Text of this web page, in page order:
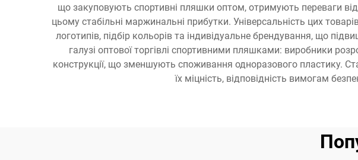
що закуповують спортивні пляшки оптом, отримують переваги
цьому стабільні маржинальні прибутки. Універсальність цих
логотипів, підбір кольорів та індивідуальне брендування, що
галузі оптової торгівлі спортивними пляшками: виробники
конструкції, що зменшують споживання одноразового пластику.
їх міцність, відповідність вимогам